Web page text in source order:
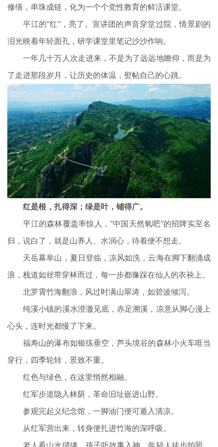
修缮，串珠成链，化为一个个党性教育的鲜活课堂。
平江的“红”，亮了。宣讲团的声音穿堂过院，情景剧的
泪光映着年轻面孔，研学课堂里笔记沙沙作响。
一年几十万人次走进来，不是为了远远地瞻仰，而是为
了走进那段岁月，让历史的体温，熨帖自己的心跳。
红是根，扎得深；绿是叶，铺得广。
平江的森林覆盖率惊人，“中国天然氧吧”的招牌实至名
归，说白了，就是山养人、水润心，待着便不想走。
天岳幕阜山，夏日登临，凉风如洗，云海在脚下翻涌成
浪，栈道如丝带穿林而过，每一步都像踩在仙人的衣袂上。
北罗霄竹海翻浪，风过时满山翠涛，如碧波倾泻。
纯溪小镇的溪水澄澈见底，赤足溯溪，凉意从脚心漫上
心头，连时光都慢了下来。
福寿山的瀑布如银练垂空，芦头境谷的森林小火车哐当
穿行，四季轮转，景致不重。
红色与绿色，在这里悄然相融。
红军步道隐入林荫，革命旧址嵌进山野。
参观完起义纪念馆，一脚油门便可遁入清凉。
从红军营出来，转身便扎进竹海的深呼吸。